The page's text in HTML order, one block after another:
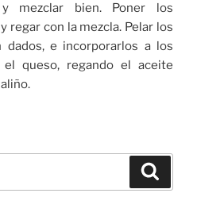
mezclar bien. Poner los
regar con la mezcla. Pelar los
e incorporarlos a los
queso, regando el aceite